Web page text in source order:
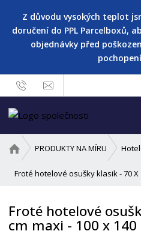
Z důvodu vysokých teplot
doručení do PPL Parcelboxů,
objednávky před
v
o
í
s
PRODUKTY NA MÍRU
Froté hotelové osušky klasik - 70 X
Froté hotelové
cm maxi - 100 x 140